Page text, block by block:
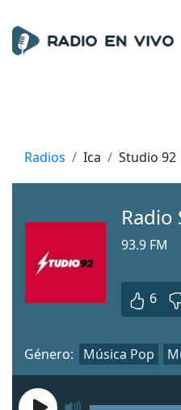
Radios Ica Studio 92
Radio
93.9 FM
6
Género: Música Pop